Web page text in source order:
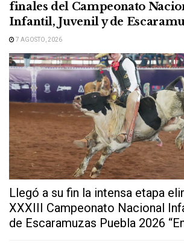
finales del Campeonato
Infantil, Juvenil y de
7 AGOSTO, 2026
Llegó a su fin la intensa etapa
XXXIII Campeonato Nacional
de Escaramuzas Puebla 2026